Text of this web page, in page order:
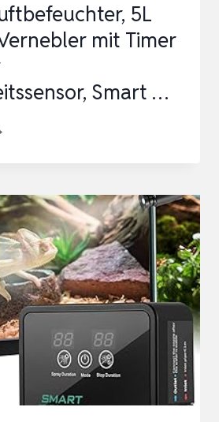
5L
mit Timer
Smart …